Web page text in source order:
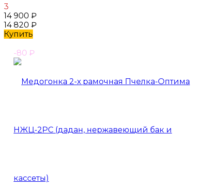
3
14 900 ₽
14 820 ₽
Купить
-80 ₽